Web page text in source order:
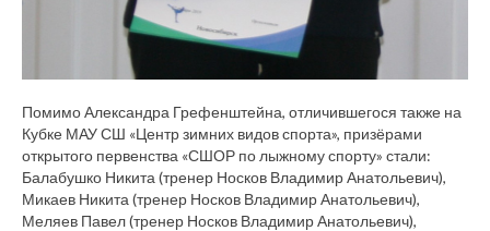
Помимо Александра Грефенштейна, отличившегося также на
Кубке МАУ СШ «Центр зимних видов спорта», призёрами
открытого первенства «СШОР по лыжному спорту» стали:
Балабушко Никита (тренер Носков Владимир Анатольевич),
Микаев Никита (тренер Носков Владимир Анатольевич),
Меляев Павел (тренер Носков Владимир Анатольевич),